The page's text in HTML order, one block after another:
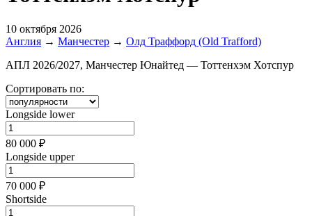
10 октября 2026
Англия → Манчестер → Олд Траффорд (Old Trafford)
АПЛ 2026/2027, Манчестер Юнайтед — Тоттенхэм Хотспур
Сортировать по:
Longside lower
80 000 ₽
Longside upper
70 000 ₽
Shortside